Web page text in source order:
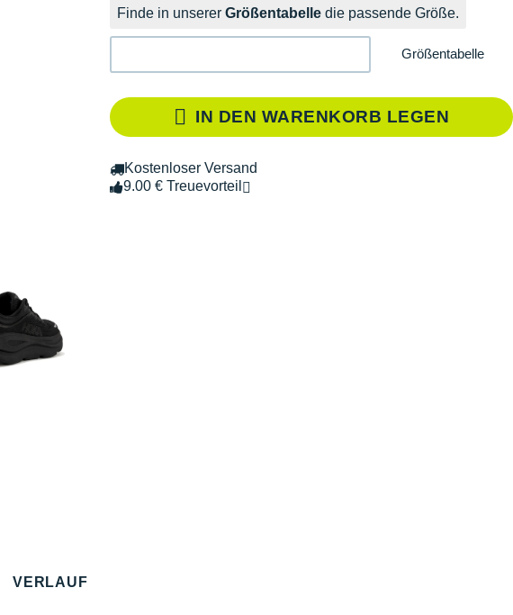
Finde in unserer Größentabelle die passende Größe.
Größentabelle
IN DEN WARENKORB LEGEN
Kostenloser Versand
9.00 € Treuevorteil
VERLAUF